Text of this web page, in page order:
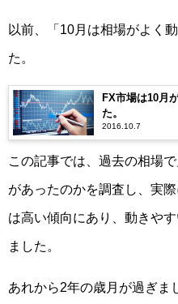
以前、「10月は相場がよく
た。
FX市場は10月
た。
2016.10.7
この記事では、過去の相場
があったのかを調査し、実
は高い傾向にあり、動きや
ました。
あれから2年の歳月が過ぎま